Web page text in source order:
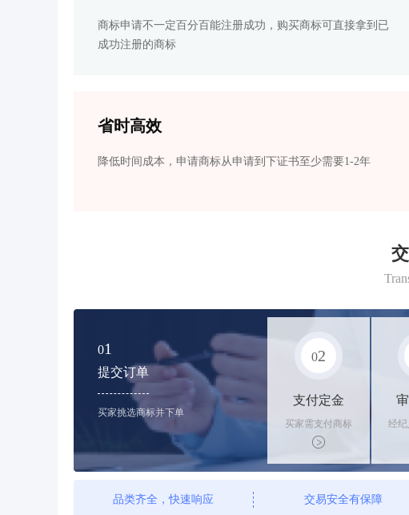
商标申请不一定百分百能注册成功，购买商标可直接拿到已
成功注册的商标
省时高效
降低时间成本，申请商标从申请到下证书至少需要1-2年
01
提交订单
买家挑选商标并下单
02
支付定金
买家需支付商标
标价的10%的购
买订金
经
品类齐全，快速响应 交易安全有保障